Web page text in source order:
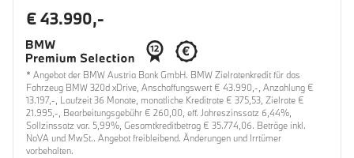
€ 43.990,-
* Angebot der BMW Austria Bank GmbH. BMW Zielratenkredit für das
Fahrzeug BMW 320d xDrive, Anschaffungswert € 43.990,-, Anzahlung €
13.197,-, Laufzeit 36 Monate, monatliche Kreditrate € 375,53, Zielrate €
21.995,-, Bearbeitungsgebühr € 260,00, eff. Jahreszinssatz 6,44%,
Sollzinssatz var. 5,99%, Gesamtkreditbetrag € 35.774,06. Beträge inkl.
NoVA und MwSt.. Angebot freibleibend. Änderungen und Irrtümer
vorbehalten.